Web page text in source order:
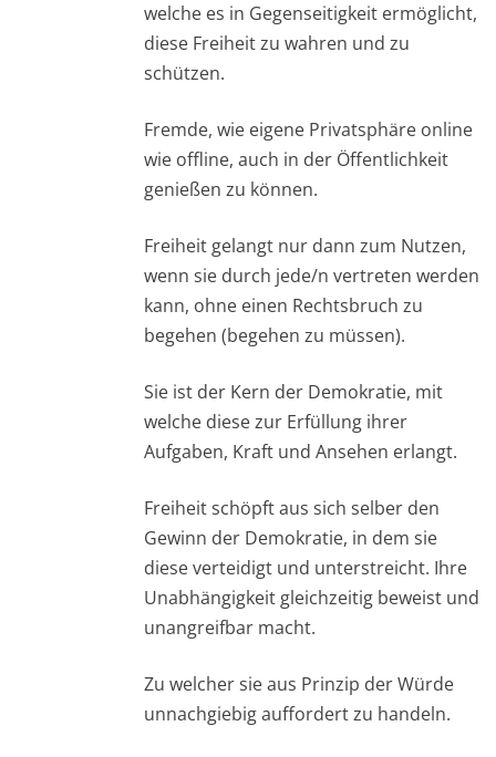
welche es in Gegenseitigkeit ermöglicht,
diese Freiheit zu wahren und zu
schützen.
Fremde, wie eigene Privatsphäre online
wie offline, auch in der Öffentlichkeit
genießen zu können.
Freiheit gelangt nur dann zum Nutzen,
wenn sie durch jede/n vertreten werden
kann, ohne einen Rechtsbruch zu
begehen (begehen zu müssen).
Sie ist der Kern der Demokratie, mit
welche diese zur Erfüllung ihrer
Aufgaben, Kraft und Ansehen erlangt.
Freiheit schöpft aus sich selber den
Gewinn der Demokratie, in dem sie
diese verteidigt und unterstreicht. Ihre
Unabhängigkeit gleichzeitig beweist und
unangreifbar macht.
Zu welcher sie aus Prinzip der Würde
unnachgiebig auffordert zu handeln.